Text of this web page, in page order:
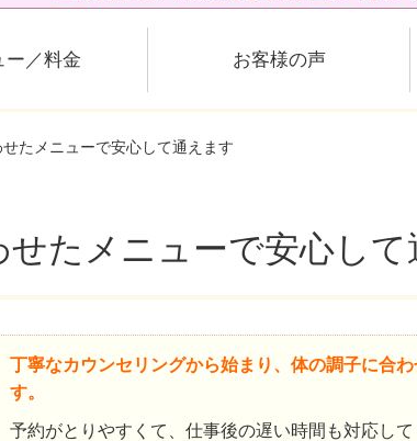
ー／料金 お客様の声
たメニューで安心して通えます
たメニューで安心して
丁寧なカウンセリングから始まり、体の調子に合
す。
予約がとりやすくて、仕事後の遅い時間も対応し